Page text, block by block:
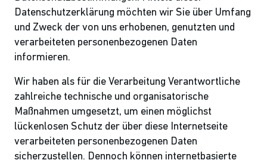
Datenschutzerklärung möchten wir Sie über Umfang
und Zweck der von uns erhobenen, genutzten und
verarbeiteten personenbezogenen Daten
informieren.
Wir haben als für die Verarbeitung Verantwortliche
zahlreiche technische und organisatorische
Maßnahmen umgesetzt, um einen möglichst
lückenlosen Schutz der über diese Internetseite
verarbeiteten personenbezogenen Daten
sicherzustellen. Dennoch können internetbasierte